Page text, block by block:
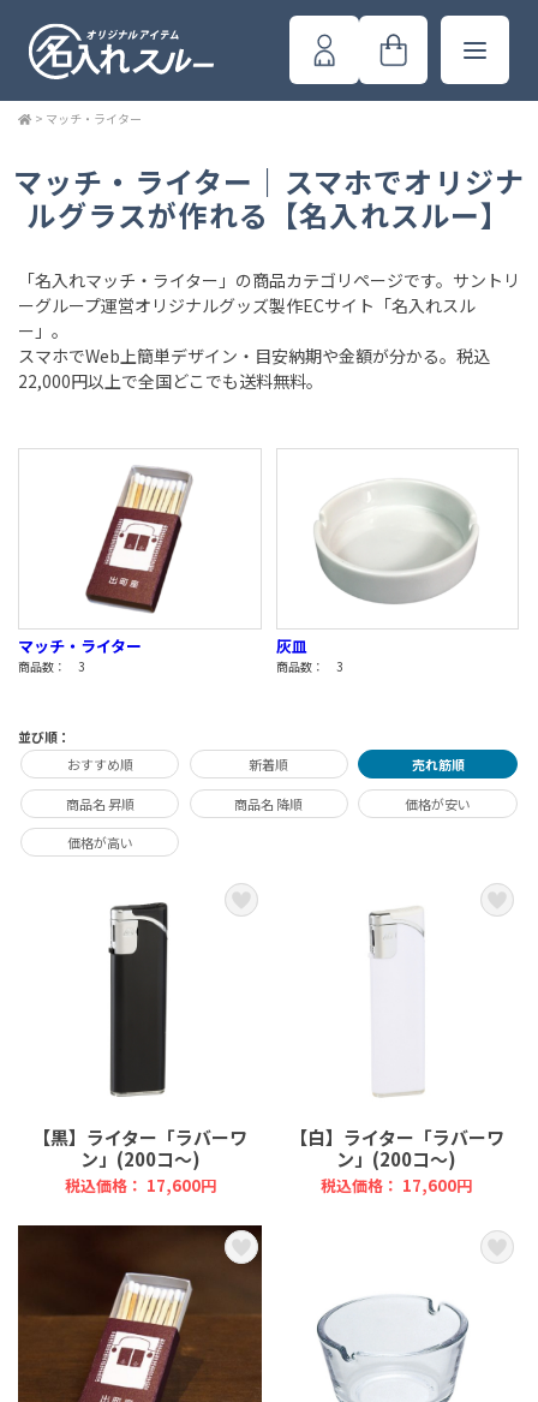
> マッチ・ライター
マッチ・ライター｜スマホでオリジナ
ルグラスが作れる【名入れスルー】
「名入れマッチ・ライター」の商品カテゴリページです。サントリ
ーグループ運営オリジナルグッズ製作ECサイト「名入れスル
ー」。
スマホでWeb上簡単デザイン・目安納期や金額が分かる。税込
22,000円以上で全国どこでも送料無料。
マッチ・ライター
商品数： 3
灰皿
商品数： 3
並び順：
おすすめ順
新着順 売れ筋順
商品名 昇順 商品名 降順 価格が安い
価格が高い
【黒】ライター「ラバーワ
ン」(200コ～)
税込価格： 17,600円
【白】ライター「ラバーワ
ン」(200コ～)
税込価格： 17,600円